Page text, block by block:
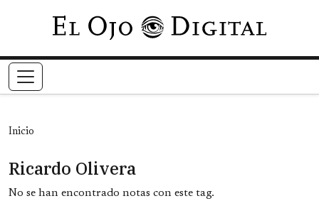
Pasar al contenido principal
Inicio
Ricardo Olivera
No se han encontrado notas con este tag.